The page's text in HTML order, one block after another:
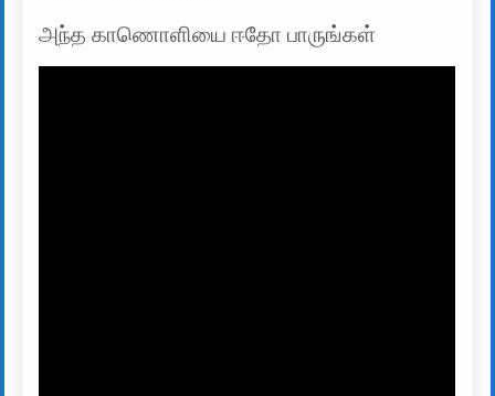
அந்த காணொளியை ஈதோ பாருங்கள்